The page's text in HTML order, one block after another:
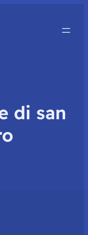
di san